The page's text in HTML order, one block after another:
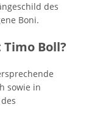
des
Boni.
Boll?
sowie in